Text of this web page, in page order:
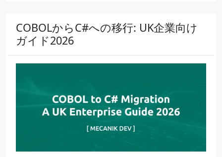
COBOLからC#への移行: UK企業向け
ガイド2026